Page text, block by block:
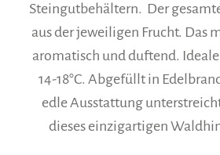
Steingutbehältern. Der
aus der jeweiligen Frucht. Das
aromatisch und duftend.
14-18°C. Abgefüllt in
edle Ausstattung
dieses einzigartigen